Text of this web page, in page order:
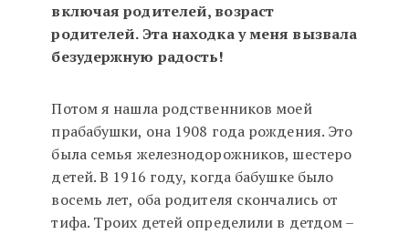
включая родителей, возраст
родителей. Эта находка у меня вызвала
безудержную радость!
Потом я нашла родственников моей
прабабушки, она 1908 года рождения. Это
была семья железнодорожников, шестеро
детей. В 1916 году, когда бабушке было
восемь лет, оба родителя скончались от
тифа. Троих детей определили в детдом –